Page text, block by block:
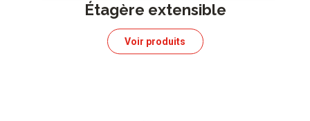
Étagère extensible
Voir produits